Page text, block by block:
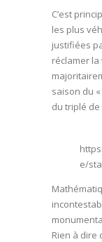
C’est
les plus
justifiées
réclamer
saison du
du triplé de
e/
Rien à dire